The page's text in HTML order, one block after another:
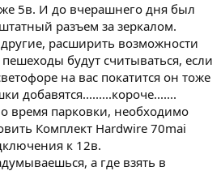
5в. И до вчерашнего дня был
разъем за зеркалом.
расширить возможности
будут считываться, если
на вас покатится он тоже
добавятся.........короче.......
время парковки, необходимо
Комплект Hardwire 70mai
к 12в.
а где взять в